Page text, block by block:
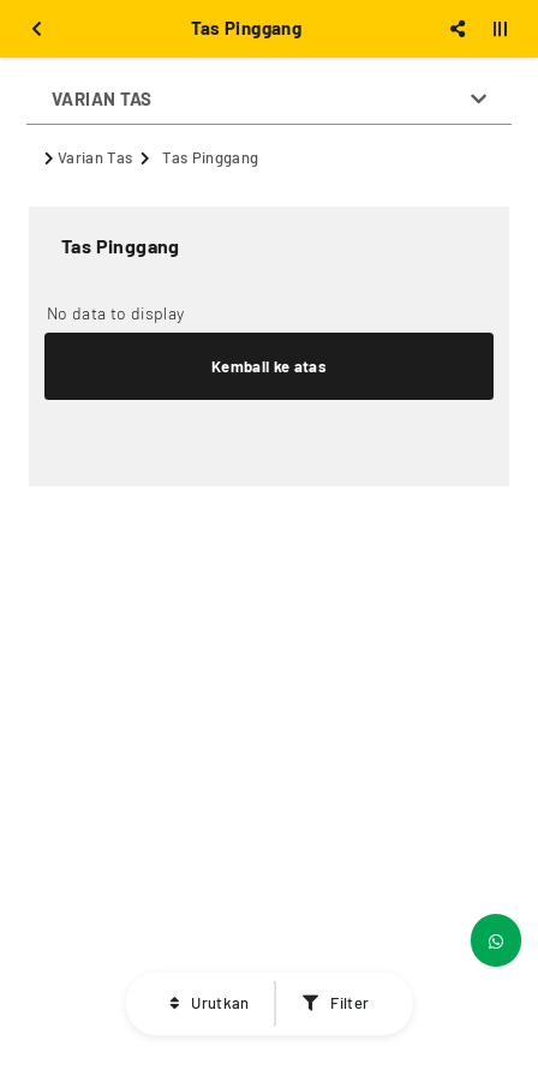
Tas Pinggang
VARIAN TAS
Varian Tas Tas Pinggang
Tas Pinggang
No data to display
Kembali ke atas
Urutkan Filter